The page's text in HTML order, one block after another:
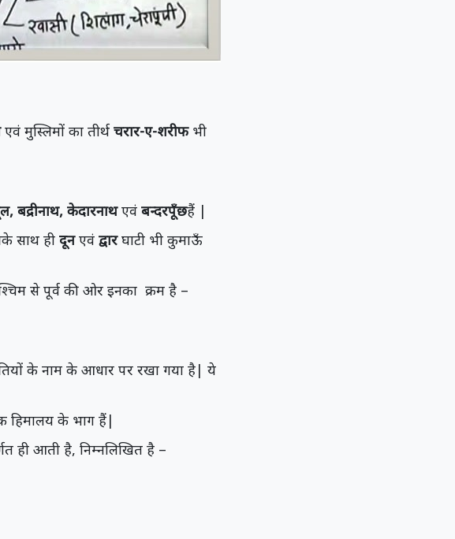
एवं मुस्लिमों का तीर्थ चरार-ए-शरीफभी
बद्रीनाथ, केदारनाथएवं बन्दरपूँछहैं |
साथ ही दूनएवं द्वारघाटी भी कुमाऊँ
से पूर्व की ओर इनका क्रम है –
के नाम के आधार पर रखा गया है| ये
हिमालय के भाग हैं|
ही आती है, निम्नलिखित है –